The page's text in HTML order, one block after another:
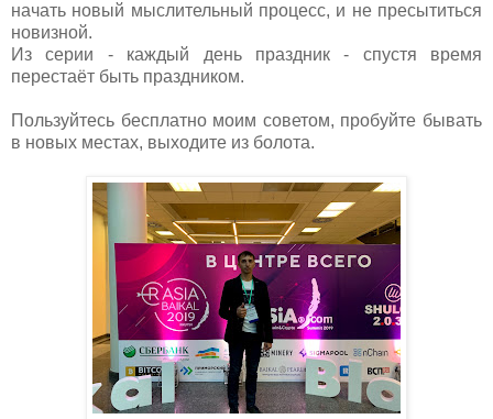
начать новый мыслительный процесс, и не пресытиться
новизной.
Из серии - каждый день праздник - спустя время
перестаёт быть праздником.
Пользуйтесь бесплатно моим советом, пробуйте бывать
в новых местах, выходите из болота.